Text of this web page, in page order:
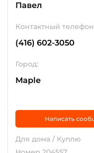
Павел
Контактный
(416) 602-3050
Город:
Maple
Написать
Для дома / Куплю